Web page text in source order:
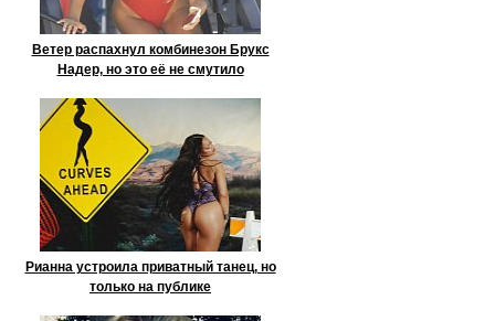
Ветер распахнул комбинезон Брукс
Надер, но это её не смутило
Рианна устроила приватный танец, но
только на публике